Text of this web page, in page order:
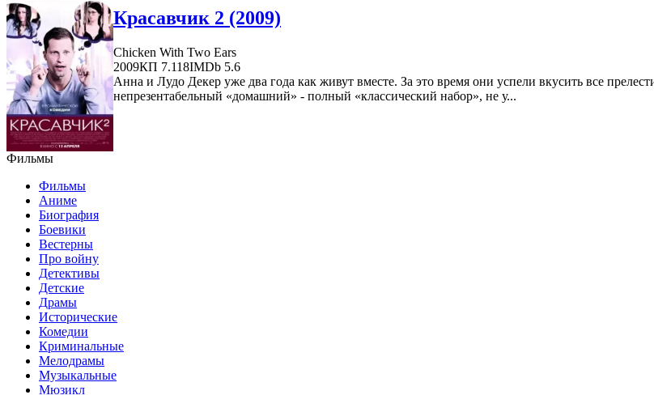
Красавчик 2 (2009)
Chicken With Two Ears
2009КП 7.118IMDb 5.6
Анна и Лудо Декер уже два года как живут вместе. За это время они успели вкусить все
непрезентабельный «домашний» - полный «классический набор», не у...
Фильмы
Фильмы
Аниме
Биография
Боевики
Вестерны
Про войну
Детективы
Детские
Драмы
Исторические
Комедии
Криминальные
Мелодрамы
Музыкальные
Мюзикл